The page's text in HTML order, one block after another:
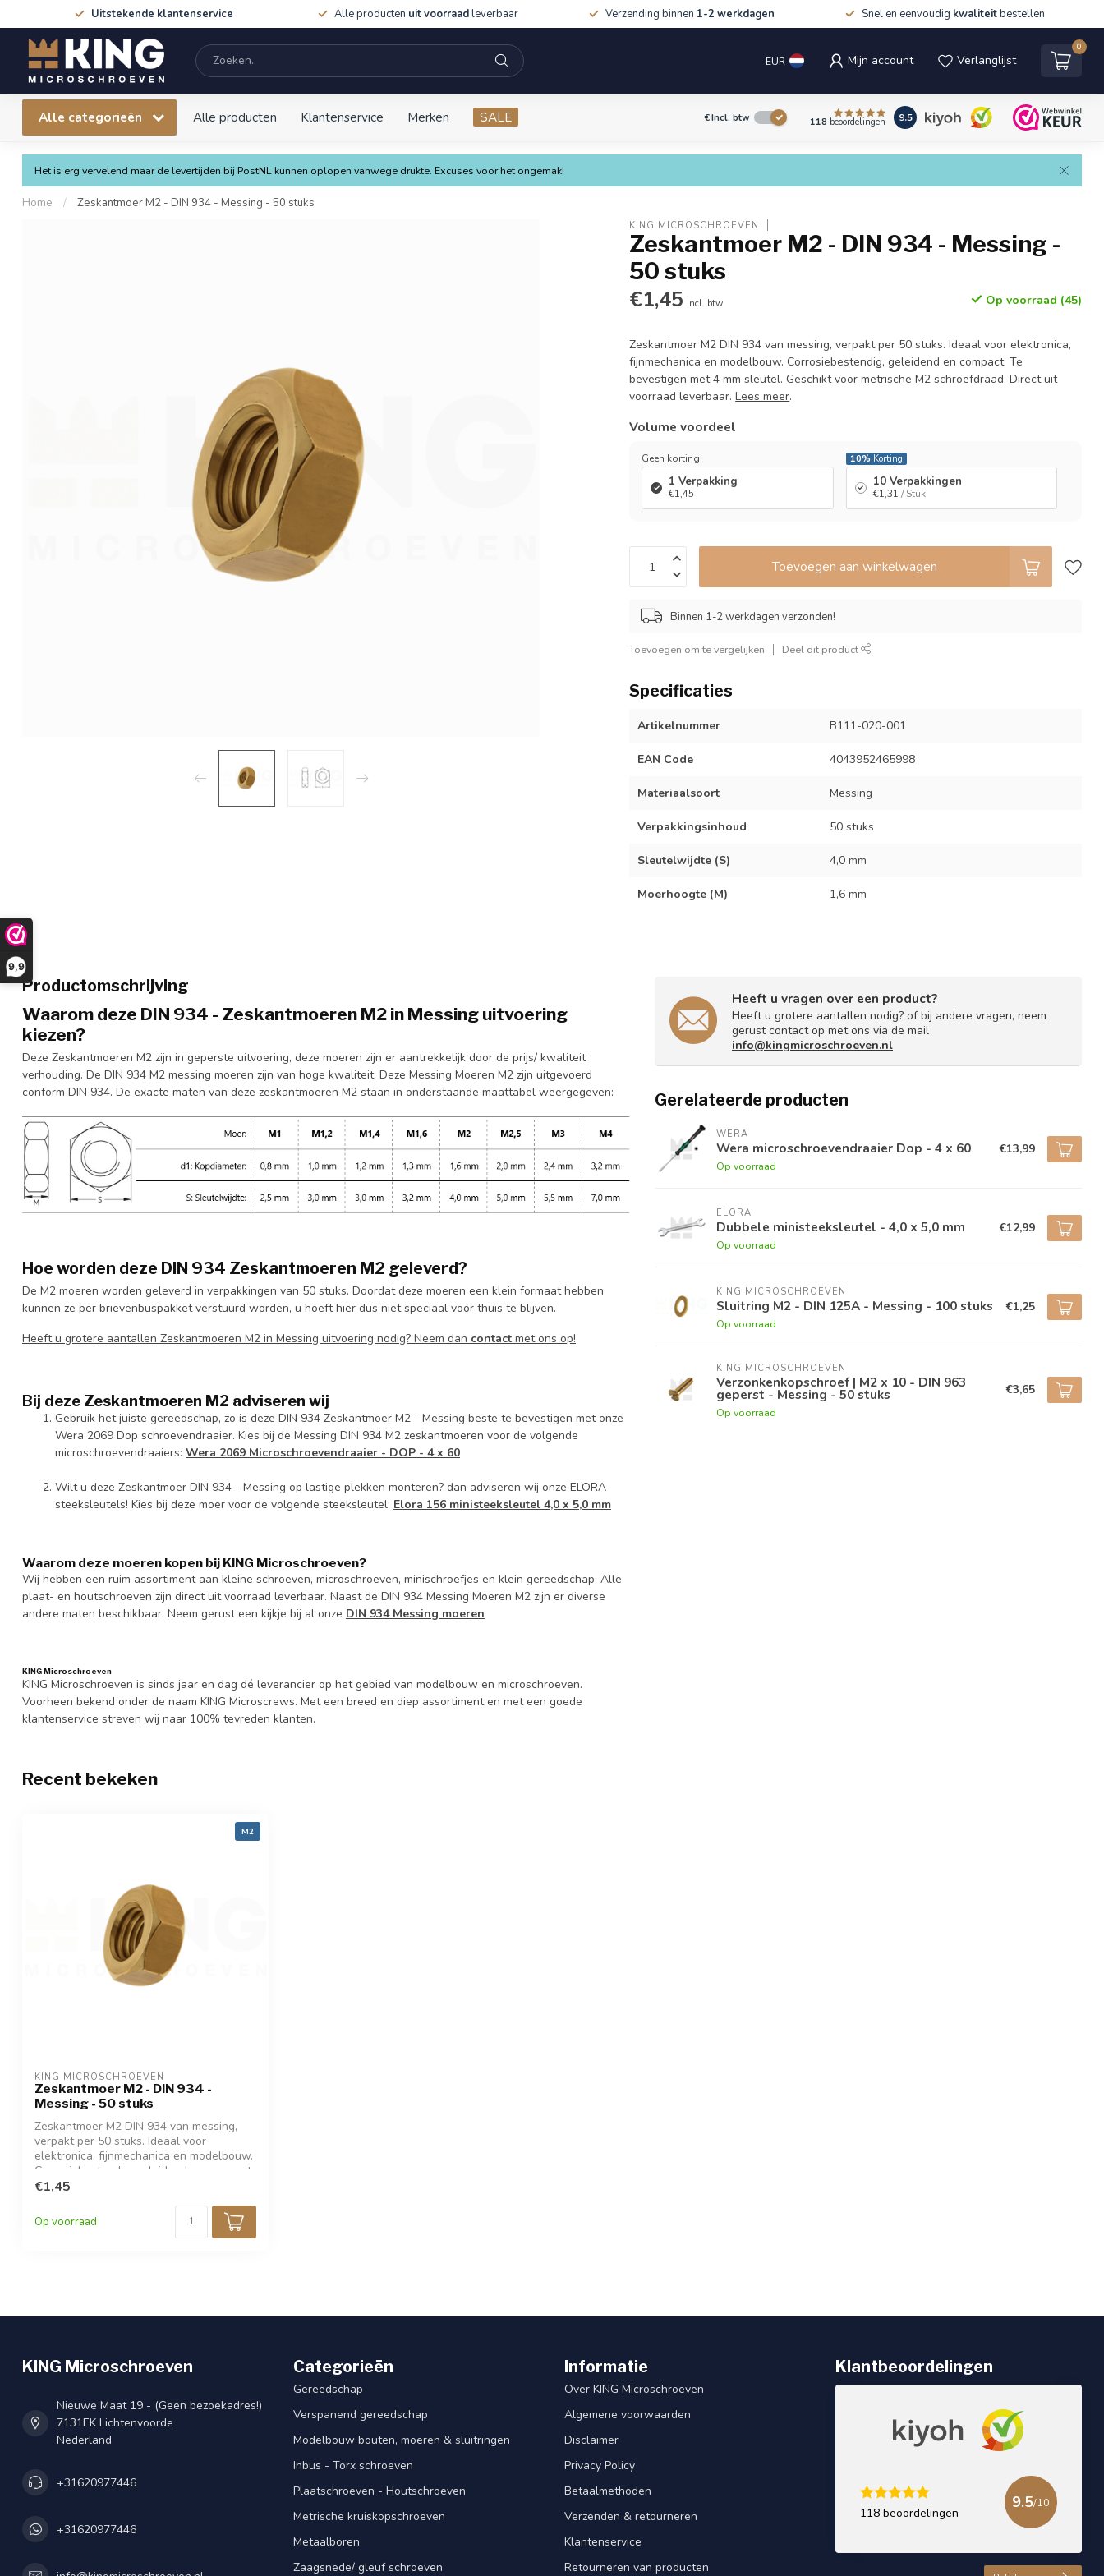
9,9
Uitstekende klantenservice Alle producten uit voorraadleverbaar Verzending binnen 1-2 werkdagen Snel en eenvoudig kwaliteitbestellen
EUR Mijn account Verlanglijst
0
Alle categorieën Alle producten Klantenservice Merken SALE €Incl. btw 118 beoordelingen 9.5
Het is erg vervelend maar de levertijden bij PostNL kunnen oplopen vanwege drukte. Excuses voor het ongemak!
Home / Zeskantmoer M2 - DIN 934 - Messing - 50 stuks
KING MICROSCHROEVEN
Zeskantmoer M2 - DIN 934 - Messing -
50 stuks
€1,45 Incl. btw Op voorraad (45)
Zeskantmoer M2 DIN 934 van messing, verpakt per 50 stuks. Ideaal voor elektronica,
fijnmechanica en modelbouw. Corrosiebestendig, geleidend en compact. Te
bevestigen met 4 mm sleutel. Geschikt voor metrische M2 schroefdraad. Direct uit
voorraad leverbaar.Lees meer.
Volume voordeel
Geen korting
1 Verpakking
€1,45
10% Korting
10 Verpakkingen
€1,31 / Stuk
Toevoegen aan winkelwagen
Binnen 1-2 werkdagen verzonden!
Toevoegen om te vergelijken Deel dit product
Specificaties
Artikelnummer B111-020-001
EAN Code 4043952465998
Materiaalsoort Messing
Verpakkingsinhoud 50 stuks
Sleutelwijdte (S) 4,0 mm
Moerhoogte (M) 1,6 mm
Productomschrijving
Waarom deze DIN 934 - Zeskantmoeren M2 in Messing uitvoering
kiezen?
Deze Zeskantmoeren M2 zijn in geperste uitvoering, deze moeren zijn er aantrekkelijk door de prijs/ kwaliteit
verhouding. De DIN 934 M2 messing moeren zijn van hoge kwaliteit. Deze Messing Moeren M2 zijn uitgevoerd
conform DIN 934. De exacte maten van deze zeskantmoeren M2 staan in onderstaande maattabel weergegeven:
Hoe worden deze DIN 934 Zeskantmoeren M2 geleverd?
De M2 moeren worden geleverd in verpakkingen van 50 stuks. Doordat deze moeren een klein formaat hebben
kunnen ze per brievenbuspakket verstuurd worden, u hoeft hier dus niet speciaal voor thuis te blijven.
Heeft u grotere aantallen Zeskantmoeren M2 in Messing uitvoering nodig? Neem dan contact met ons op!
Bij deze Zeskantmoeren M2 adviseren wij
Gebruik het juiste gereedschap, zo is deze DIN 934 Zeskantmoer M2 - Messing beste te bevestigen met onze
Wera 2069 Dop schroevendraaier. Kies bij de Messing DIN 934 M2 zeskantmoeren voor de volgende
microschroevendraaiers: Wera 2069 Microschroevendraaier - DOP - 4 x 60
Wilt u deze Zeskantmoer DIN 934 - Messing op lastige plekken monteren? dan adviseren wij onze ELORA
steeksleutels! Kies bij deze moer voor de volgende steeksleutel: Elora 156 ministeeksleutel 4,0 x 5,0 mm
Waarom deze moeren kopen bij KING Microschroeven?
Wij hebben een ruim assortiment aan kleine schroeven, microschroeven, minischroefjes en klein gereedschap. Alle
plaat- en houtschroeven zijn direct uit voorraad leverbaar. Naast de DIN 934 Messing Moeren M2 zijn er diverse
andere maten beschikbaar. Neem gerust een kijkje bij al onze DIN 934 Messing moeren
KING Microschroeven
KING Microschroeven is sinds jaar en dag dé leverancier op het gebied van modelbouw en microschroeven.
Voorheen bekend onder de naam KING Microscrews. Met een breed en diep assortiment en met een goede
klantenservice streven wij naar 100% tevreden klanten.
Heeft u vragen over een product?
Heeft u grotere aantallen nodig? of bij andere vragen, neem
gerust contact op met ons via de mail
info@kingmicroschroeven.nl
Gerelateerde producten
WERA
Wera microschroevendraaier Dop - 4 x 60
Op voorraad
€13,99
ELORA
Dubbele ministeeksleutel - 4,0 x 5,0 mm
Op voorraad
€12,99
KING MICROSCHROEVEN
Sluitring M2 - DIN 125A - Messing - 100 stuks
Op voorraad
€1,25
KING MICROSCHROEVEN
Verzonkenkopschroef | M2 x 10 - DIN 963
geperst - Messing - 50 stuks
Op voorraad
€3,65
Recent bekeken
M2
KING MICROSCHROEVEN
Zeskantmoer M2 - DIN 934 -
Messing - 50 stuks
Zeskantmoer M2 DIN 934 van messing,
verpakt per 50 stuks. Ideaal voor
elektronica, fijnmechanica en modelbouw.
Corrosiebestendig, geleidend en compact.
Te bevestigen met 4 mm sleutel. Geschikt
uit voorraad leverbaar.
€1,45
Op voorraad
KING Microschroeven
Nieuwe Maat 19 - (Geen bezoekadres!)
7131EK Lichtenvoorde
Nederland
+31620977446
+31620977446
Categorieën
Gereedschap
Verspanend gereedschap
Modelbouw bouten, moeren & sluitringen
Inbus - Torx schroeven
Plaatschroeven - Houtschroeven
Metrische kruiskopschroeven
Metaalboren
Zaagsnede/ gleuf schroeven
Informatie
Over KING Microschroeven
Algemene voorwaarden
Disclaimer
Privacy Policy
Betaalmethoden
Verzenden & retourneren
Klantenservice
Retourneren van producten
Klantbeoordelingen
118 beoordelingen
9.5/10